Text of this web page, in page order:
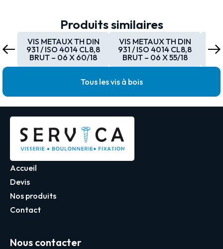
Produits similaires
VIS METAUX TH DIN
931 / ISO 4014 CL8,8
BRUT – 06 X 60/18
VIS METAUX TH DIN
931 / ISO 4014 CL8,8
BRUT – 06 X 55/18
Tous les vis à bois
Accueil
Devis
Nos produits
Contact
Nous contacter